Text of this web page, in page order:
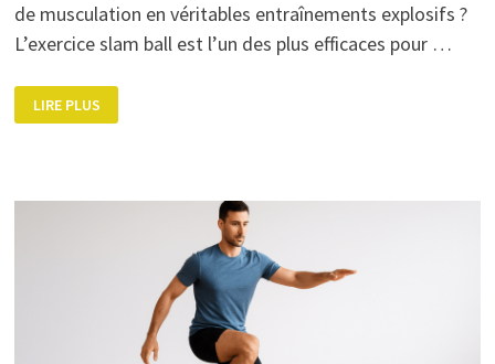
de musculation en véritables entraînements explosifs ?
L’exercice slam ball est l’un des plus efficaces pour …
SLAM
BALL
EXPLOSIVITÉ
LIRE PLUS